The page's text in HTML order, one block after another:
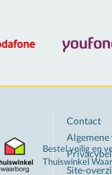
Bestel veilig en
Thuiswinkel
Contact
Site-